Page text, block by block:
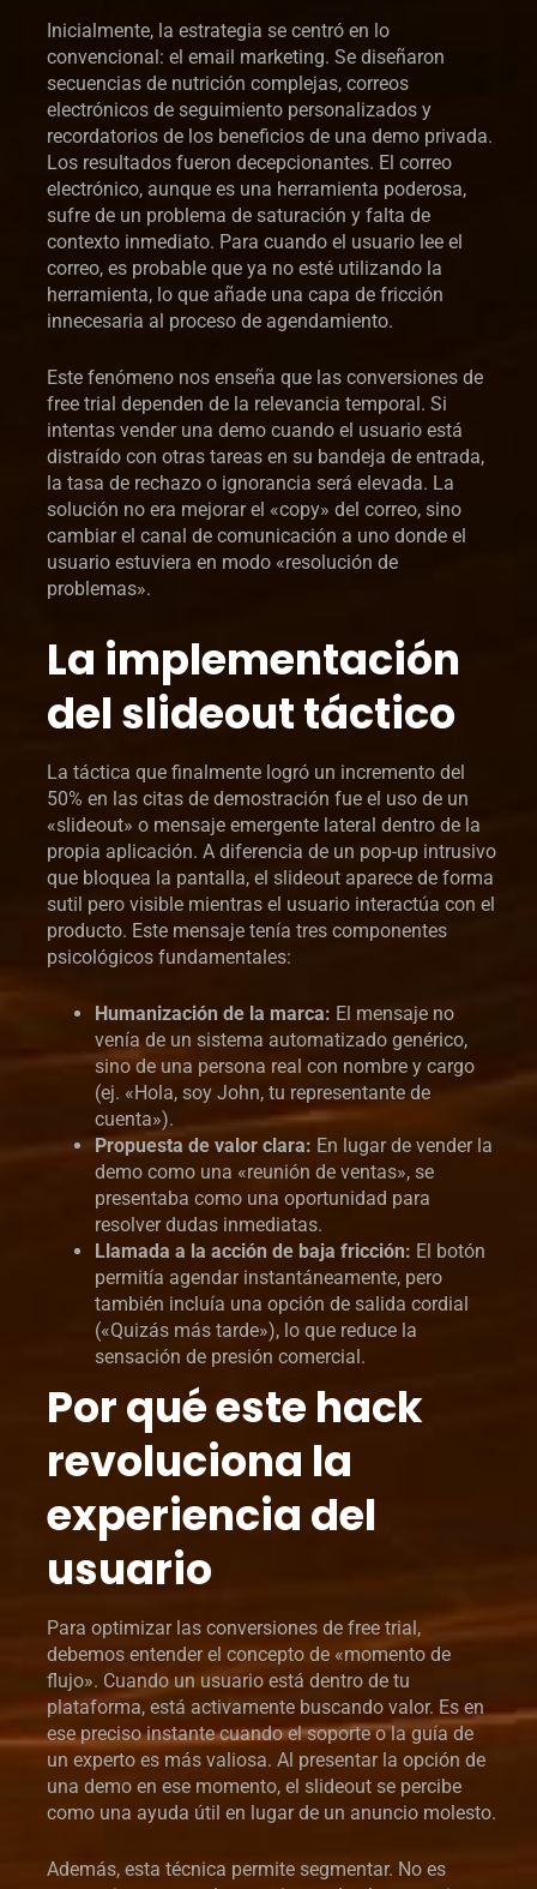
Inicialmente, la estrategia se centró en lo
convencional: el email marketing. Se diseñaron
secuencias de nutrición complejas, correos
electrónicos de seguimiento personalizados y
recordatorios de los beneficios de una demo privada.
Los resultados fueron decepcionantes. El correo
electrónico, aunque es una herramienta poderosa,
sufre de un problema de saturación y falta de
contexto inmediato. Para cuando el usuario lee el
correo, es probable que ya no esté utilizando la
herramienta, lo que añade una capa de fricción
innecesaria al proceso de agendamiento.
Este fenómeno nos enseña que las conversiones de
free trial dependen de la relevancia temporal. Si
intentas vender una demo cuando el usuario está
distraído con otras tareas en su bandeja de entrada,
la tasa de rechazo o ignorancia será elevada. La
solución no era mejorar el «copy» del correo, sino
cambiar el canal de comunicación a uno donde el
usuario estuviera en modo «resolución de
problemas».
La implementación
del slideout táctico
La táctica que finalmente logró un incremento del
50% en las citas de demostración fue el uso de un
«slideout» o mensaje emergente lateral dentro de la
propia aplicación. A diferencia de un pop-up intrusivo
que bloquea la pantalla, el slideout aparece de forma
sutil pero visible mientras el usuario interactúa con el
producto. Este mensaje tenía tres componentes
psicológicos fundamentales:
Humanización de la marca: El mensaje no
venía de un sistema automatizado genérico,
sino de una persona real con nombre y cargo
(ej. «Hola, soy John, tu representante de
cuenta»).
Propuesta de valor clara: En lugar de vender la
demo como una «reunión de ventas», se
presentaba como una oportunidad para
resolver dudas inmediatas.
Llamada a la acción de baja fricción: El botón
permitía agendar instantáneamente, pero
también incluía una opción de salida cordial
(«Quizás más tarde»), lo que reduce la
sensación de presión comercial.
Por qué este hack
revoluciona la
experiencia del
usuario
Para optimizar las conversiones de free trial,
debemos entender el concepto de «momento de
flujo». Cuando un usuario está dentro de tu
plataforma, está activamente buscando valor. Es en
ese preciso instante cuando el soporte o la guía de
un experto es más valiosa. Al presentar la opción de
una demo en ese momento, el slideout se percibe
como una ayuda útil en lugar de un anuncio molesto.
Además, esta técnica permite segmentar. No es